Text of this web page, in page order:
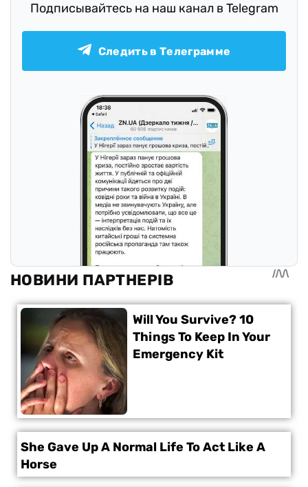
Подписывайтесь на наш канал в Telegram
Следить в Телеграмме